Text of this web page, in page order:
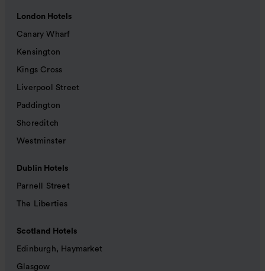
London Hotels
Canary Wharf
Kensington
Kings Cross
Liverpool Street
Paddington
Shoreditch
Westminster
Dublin Hotels
Parnell Street
The Liberties
Scotland Hotels
Edinburgh, Haymarket
Glasgow